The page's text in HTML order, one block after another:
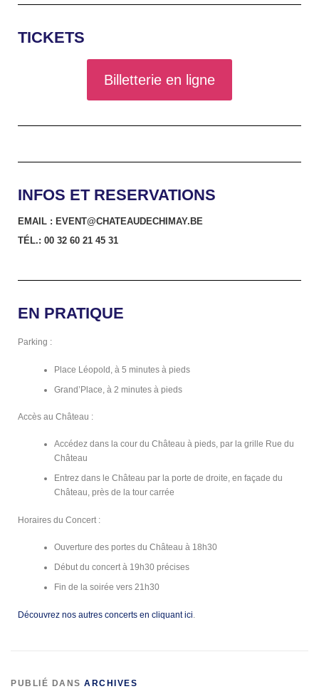
TICKETS
Billetterie en ligne
INFOS ET RESERVATIONS
EMAIL : EVENT@CHATEAUDECHIMAY.BE
TÉL.: 00 32 60 21 45 31
EN PRATIQUE
Parking :
Place Léopold, à 5 minutes à pieds
Grand’Place, à 2 minutes à pieds
Accès au Château :
Accédez dans la cour du Château à pieds, par la grille Rue du
Château
Entrez dans le Château par la porte de droite, en façade du
Château, près de la tour carrée
Horaires du Concert :
Ouverture des portes du Château à 18h30
Début du concert à 19h30 précises
Fin de la soirée vers 21h30
Découvrez nos autres concerts en cliquant ici
PUBLIÉ DANS ARCHIVES